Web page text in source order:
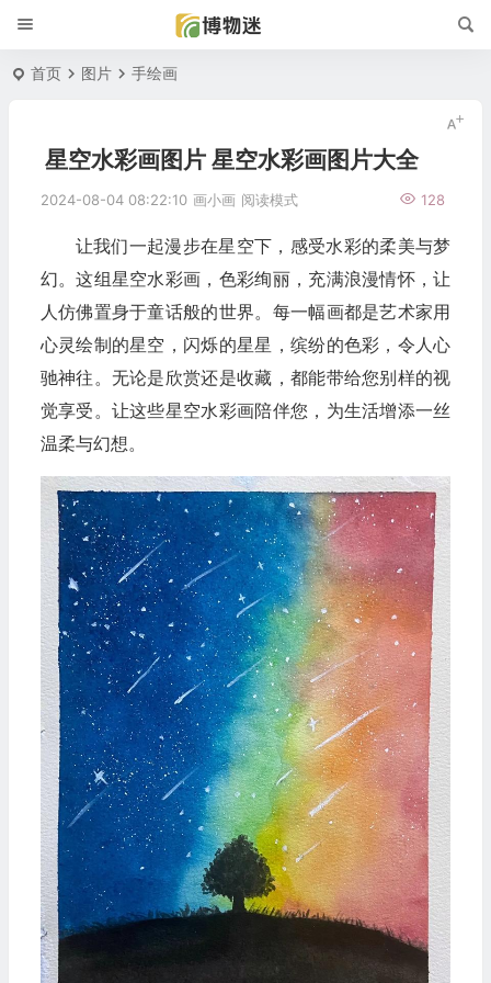
首页 图片 手绘画
星空水彩画图片 星空水彩画图片大全
2024-08-04 08:22:10 画小画 128
阅读模式
让我们一起漫步在星空下，感受水彩的柔美与梦
幻。这组星空水彩画，色彩绚丽，充满浪漫情怀，让
人仿佛置身于童话般的世界。每一幅画都是艺术家用
心灵绘制的星空，闪烁的星星，缤纷的色彩，令人心
驰神往。无论是欣赏还是收藏，都能带给您别样的视
觉享受。让这些星空水彩画陪伴您，为生活增添一丝
温柔与幻想。